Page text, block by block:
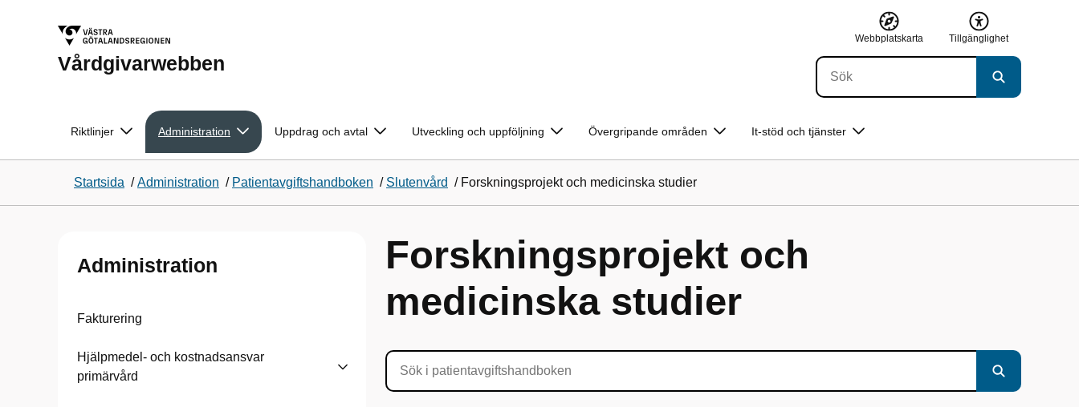
Vårdgivarwebben
Webbplatskarta Tillgänglighet
Riktlinjer Administration Uppdrag och avtal Utveckling och uppföljning Övergripande områden It-stöd och tjänster
Startsida /Administration / Patientavgiftshandboken / Slutenvård / Forskningsprojekt och medicinska studier
Administration
Fakturering
Hjälpmedel- och kostnadsansvar
primärvård
Forskningsprojekt och
medicinska studier